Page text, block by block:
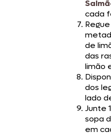
cada
de
das
limão
dos
lado
Junte
sopa
em